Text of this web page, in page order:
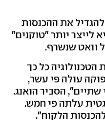
להגדיל את ההכנסות
לייצר יותר "טוקנים"
כל כך
עולה פי עשר,
הסביר הואנג.
עלתה פי חמש.
הלקוח".